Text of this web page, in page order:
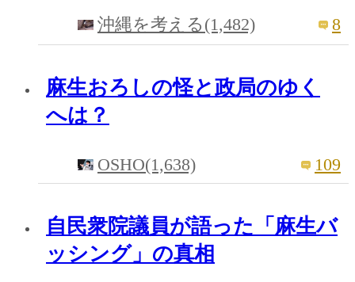
沖縄を考える(1,482) 8
麻生おろしの怪と政局のゆく
へは？
OSHO(1,638) 109
自民衆院議員が語った「麻生バ
ッシング」の真相